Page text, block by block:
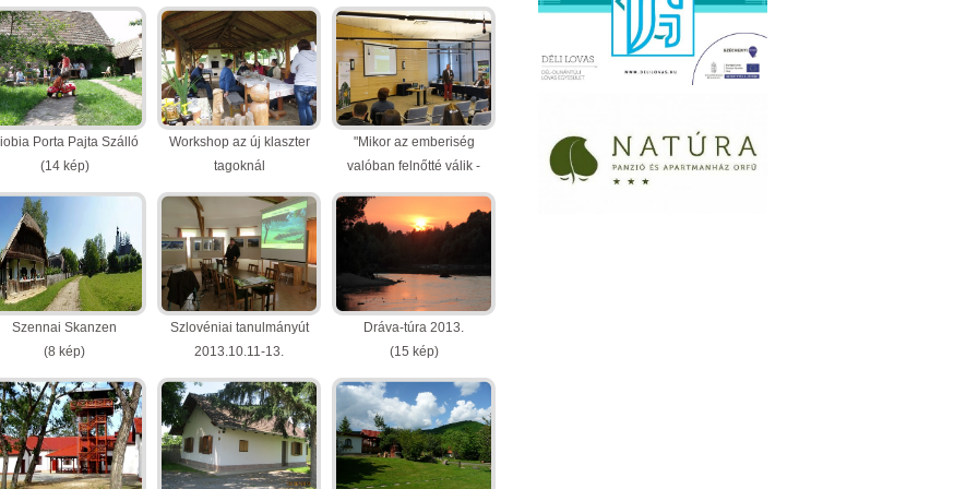
2014.09.26-27
(22 kép)
(10 kép)
Porta Pajta Szálló
(14 kép)
Workshop az új klaszter
tagoknál
(35 kép)
"Mikor az emberiség
valóban felnőtté válik -
Gazdaság és
fenntarthatóság a XXI.
században" konferencia,
2014.04.09.
(14 kép)
Szennai Skanzen
(8 kép)
Szlovéniai tanulmányút
2013.10.11-13.
(17 kép)
Dráva-túra 2013.
(15 kép)